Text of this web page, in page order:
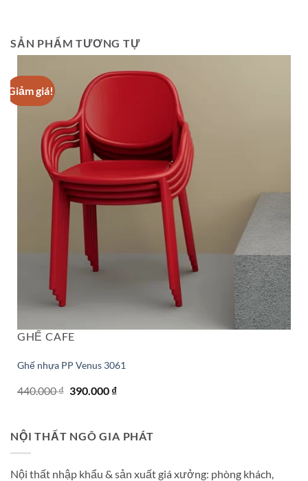
SẢN PHẨM TƯƠNG TỰ
Giảm giá!
GHẾ CAFE
Ghế nhựa PP Venus 3061
440.000₫ Giá
390.000 ₫Giá
390.000 ₫.
NỘI THẤT NGÔ GIA PHÁT
Nội thất nhập khẩu & sản xuất giá xưởng: phòng khách,